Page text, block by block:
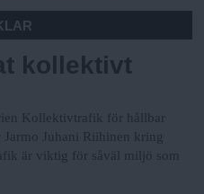
kollektivt
Kollektivtrafik för hållbar
Juhani Riihinen kring
är viktig för såväl miljö som